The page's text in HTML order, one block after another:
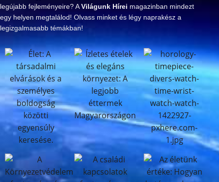
legújabb fejleményeire? AVilágunk Hírei magazinban mindezt
egy helyen megtalálod! Olvass minket és légy naprakész a
legizgalmasabb témákban!